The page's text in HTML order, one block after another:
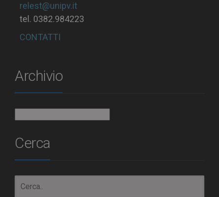
relest@unipv.it
tel. 0382.984223
CONTATTI
Archivio
Cerca